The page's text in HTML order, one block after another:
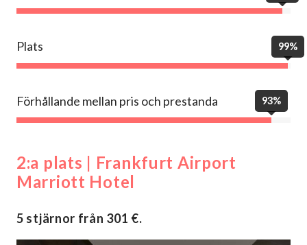
Plats 99%
Förhållande mellan pris och prestanda 93%
2:a plats | Frankfurt Airport
Marriott Hotel
5 stjärnor från 301 €.